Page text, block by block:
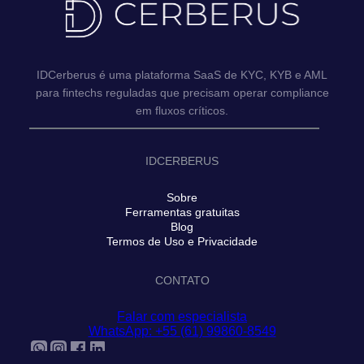
IDCerberus é uma plataforma SaaS de KYC, KYB e AML
para fintechs reguladas que precisam operar compliance
em fluxos críticos.
IDCERBERUS
Sobre
Ferramentas gratuitas
Blog
Termos de Uso e Privacidade
CONTATO
Falar com especialista
WhatsApp: +55 (61) 99860-8549